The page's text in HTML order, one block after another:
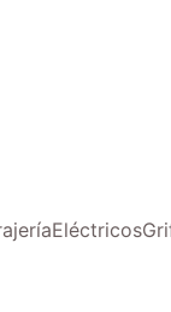
Eléctricos